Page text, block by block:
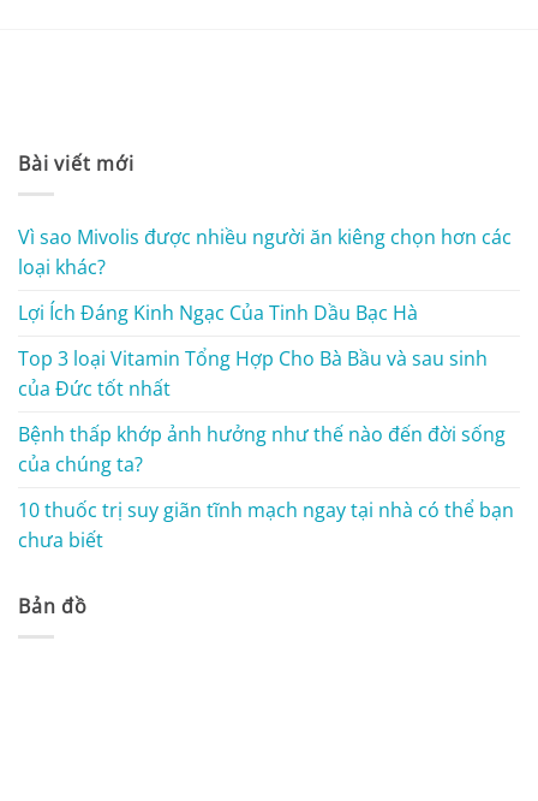
Bài viết mới
Vì sao Mivolis được nhiều người ăn kiêng chọn hơn các
loại khác?
Lợi Ích Đáng Kinh Ngạc Của Tinh Dầu Bạc Hà
Top 3 loại Vitamin Tổng Hợp Cho Bà Bầu và sau sinh
của Đức tốt nhất
Bệnh thấp khớp ảnh hưởng như thế nào đến đời sống
của chúng ta?
10 thuốc trị suy giãn tĩnh mạch ngay tại nhà có thể bạn
chưa biết
Bản đồ